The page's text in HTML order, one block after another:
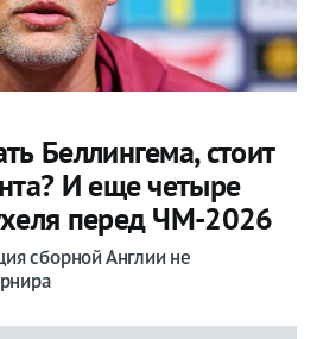
Беллингема, стоит
И еще четыре
перед ЧМ-2026
сборной Англии не